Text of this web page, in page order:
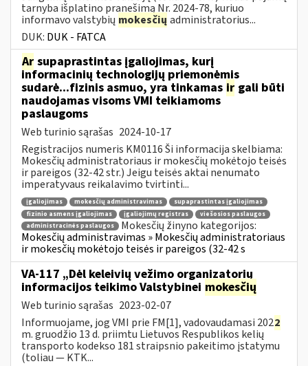
tarnyba išplatino pranešimą Nr. 2024-78, kuriuo
informavo valstybių mokesčių administratorius...
DUK: DUK - FATCA
Ar supaprastintas įgaliojimas, kurį
informacinių technologijų priemonėmis
sudarė...fizinis asmuo, yra tinkamas ir gali būti
naudojamas visoms VMI teikiamoms
paslaugoms
Web turinio sąrašas 2024-10-17
Registracijos numeris KM0116 Ši informacija skelbiama:
Mokesčių administratoriaus ir mokesčių mokėtojo teisės
ir pareigos (32-42 str.) Jeigu teisės aktai nenumato
imperatyvaus reikalavimo tvirtinti...
įgaliojimas mokesčių administravimas
supaprastintas įgaliojimas
fizinio asmens įgaliojimas
įgaliojimų registras
viešosios paslaugos
administracinės paslaugos
Mokesčių žinyno kategorijos:
Mokesčių administravimas » Mokesčių administratoriaus
ir mokesčių mokėtojo teisės ir pareigos (32-42 s
VA-117 „Dėl keleivių vežimo organizatorių
informacijos teikimo Valstybinei mokesčių
Web turinio sąrašas 2023-02-07
Informuojame, jog VMI prie FM[1], vadovaudamasi 2022
m. gruodžio 13 d. priimtu Lietuvos Respublikos kelių
transporto kodekso 181 straipsnio pakeitimo įstatymu
(toliau — KTK...